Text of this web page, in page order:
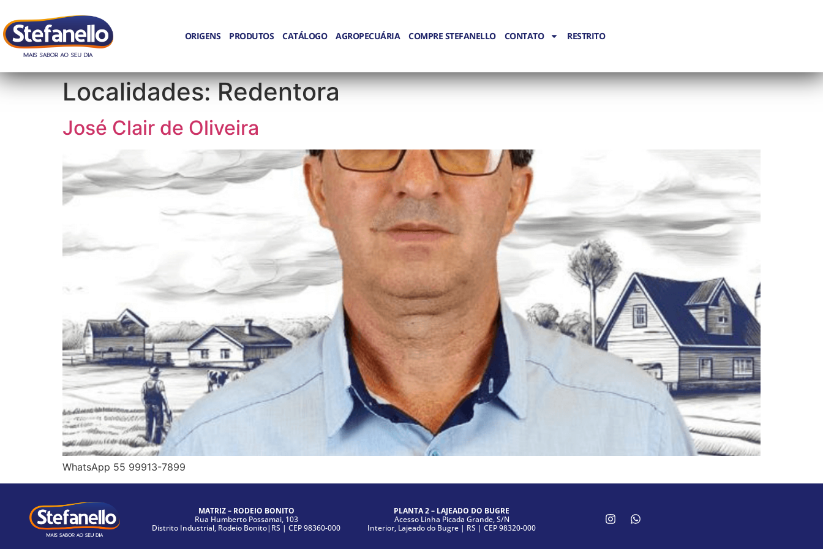
ORIGENS PRODUTOS CATÁLOGO AGROPECUÁRIA COMPRE STEFANELLO CONTATO RESTRITO
Localidades:Redentora
José Clair de Oliveira
WhatsApp 55 99913-7899
MATRIZ – RODEIO BONITO
Rua Humberto Possamai, 103
Distrito Industrial, Rodeio Bonito|RS | CEP 98360-000
PLANTA 2 – LAJEADO DO BUGRE
Acesso Linha Picada Grande, S/N
Interior, Lajeado do Bugre | RS | CEP 98320-000